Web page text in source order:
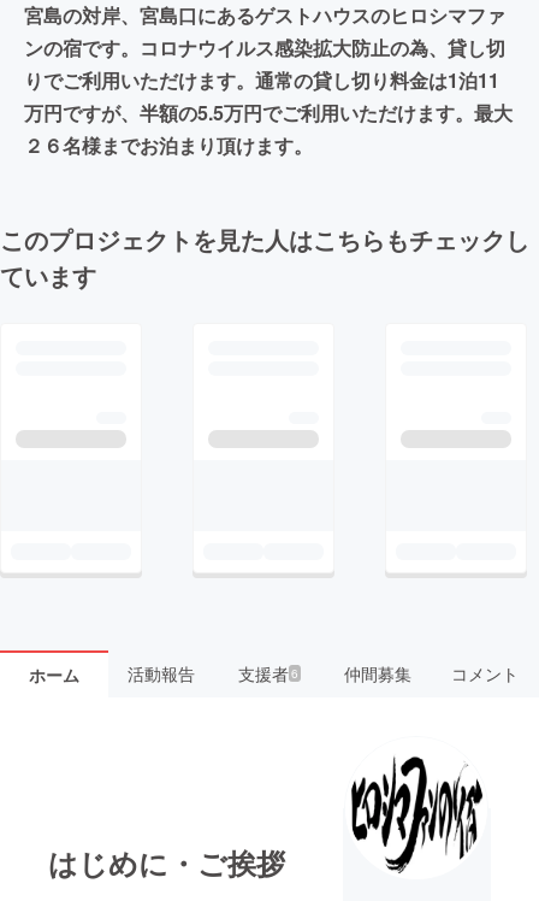
宮島の対岸、宮島口にあるゲストハウスのヒロシマファ
ンの宿です。コロナウイルス感染拡大防止の為、貸し切
りでご利用いただけます。通常の貸し切り料金は1泊11
万円ですが、半額の5.5万円でご利用いただけます。最大
２６名様までお泊まり頂けます。
このプロジェクトを見た人はこちらもチェックし
ています
ホーム 活動報告 支援者6 仲間募集 コメント
はじめに・ご挨拶